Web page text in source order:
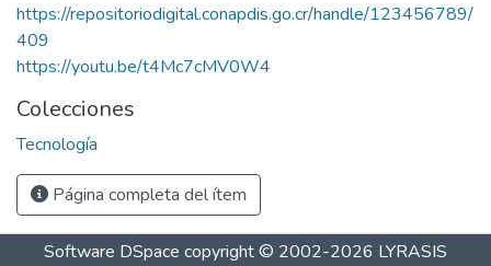
https://repositoriodigital.conapdis.go.cr/handle/123456789/
409
https://youtu.be/t4Mc7cMV0W4
Colecciones
Tecnología
Página completa del ítem
Software DSpace copyright © 2002-2026 LYRASIS